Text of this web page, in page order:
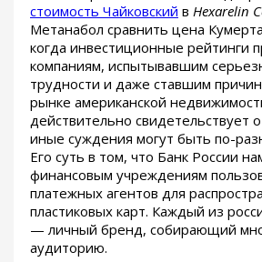
стоимость Чайковский в Hexarelin
Метанабол сравнить цена
когда инвестиционные рейтинги
компаниям, испытывавшим
трудности и даже ставшим
рынке американской
действительно свидетельствует
иные суждения могут быть по-
Его суть в том, что Банк России
финансовым учреждениям
платежных агентов для
пластиковых карт. Каждый из
— личный бренд, собирающий
аудиторию.